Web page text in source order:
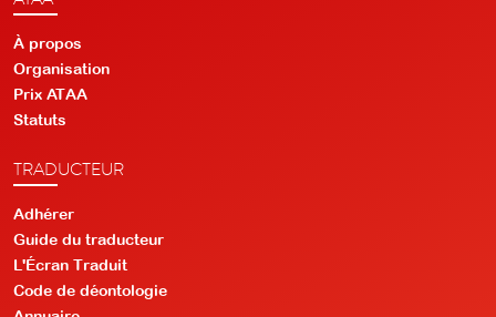
À propos
Organisation
Prix ATAA
Statuts
TRADUCTEUR
Adhérer
Guide du traducteur
L'Écran Traduit
Code de déontologie